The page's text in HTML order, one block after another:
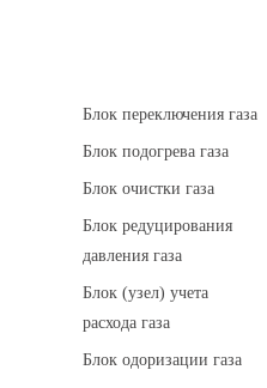
Блок переключения газа
Блок подогрева газа
Блок очистки газа
Блок редуцирования
давления газа
Блок (узел) учета
расхода газа
Блок одоризации газа